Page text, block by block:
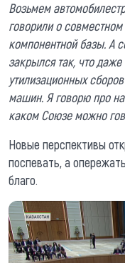
Возьмем
говорили о
компонентной базы. А
закрылся так, что
утилизационных
машин. Я говорю про
каком Союзе можно
Новые перспективы
поспевать, а
благо.